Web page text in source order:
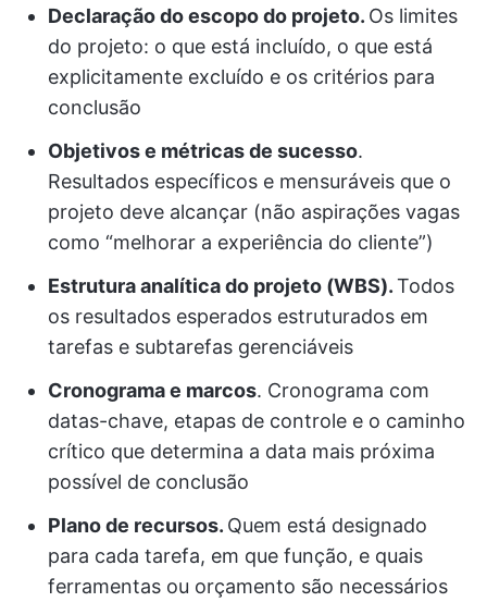
Declaração do escopo do projeto. Os limites
do projeto: o que está incluído, o que está
explicitamente excluído e os critérios para
conclusão
Objetivos e métricas de sucesso.
Resultados específicos e mensuráveis que o
projeto deve alcançar (não aspirações vagas
como “melhorar a experiência do cliente”)
Estrutura analítica do projeto (WBS).Todos
os resultados esperados estruturados em
tarefas e subtarefas gerenciáveis
Cronograma e marcos. Cronograma com
datas-chave, etapas de controle e o caminho
crítico que determina a data mais próxima
possível de conclusão
Plano de recursos. Quem está designado
para cada tarefa, em que função, e quais
ferramentas ou orçamento são necessários